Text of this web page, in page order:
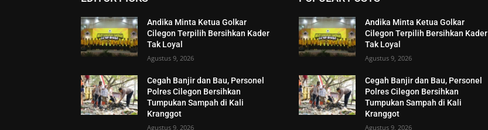
Andika Minta Ketua Golkar
Cilegon Terpilih Bersihkan Kader
Tak Loyal
Agustus 9, 2026
Cegah Banjir dan Bau, Personel
Polres Cilegon Bersihkan
Tumpukan Sampah di Kali
Kranggot
Agustus 9, 2026
Andika Minta Ketua Golkar
Cilegon Terpilih Bersihkan Kader
Tak Loyal
Agustus 9, 2026
Cegah Banjir dan Bau, Personel
Polres Cilegon Bersihkan
Tumpukan Sampah di Kali
Kranggot
Agustus 9, 2026